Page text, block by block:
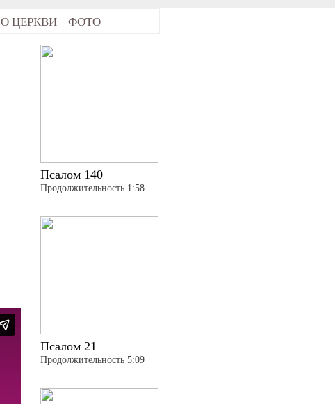
О ЦЕРКВИ ФОТО
Псалом 140
Продолжительность 1:58
Псалом 21
Продолжительность 5:09